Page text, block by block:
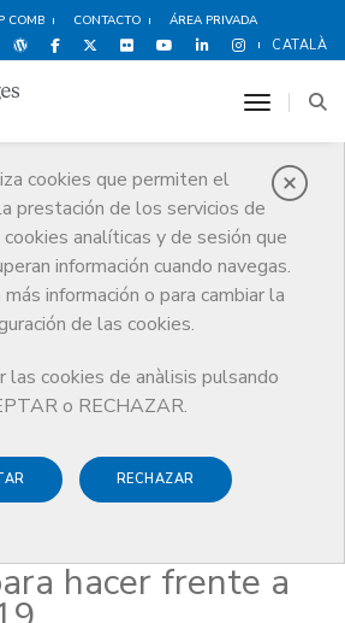
COMB CONTACTO ÁREA PRIVADA
CATALÀ
cookies que permiten el
prestación de los servicios de
analíticas y de sesión que
información cuando navegas.
más información o para cambiar la
de las cookies.
las cookies de anàlisis pulsando
o RECHAZAR.
RECHAZAR
toggle
de recursos humanos en Cataluña para
en materia
humanos en
hacer frente a